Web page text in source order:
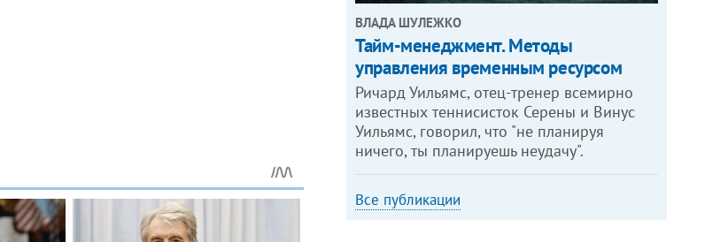
ВЛАДА ШУЛЕЖКО
Тайм-менеджмент. Методы
управления временным ресурсом
Ричард Уильямс, отец-тренер всемирно
известных теннисисток Серены и Винус
Уильямс, говорил, что "не планируя
ничего, ты планируешь неудачу".
Все публикации